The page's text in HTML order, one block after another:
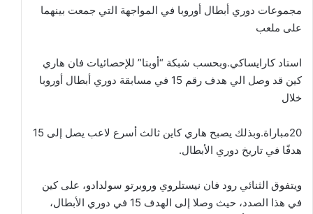
مجموعات دوري أبطال أوروبا في المواجهة التي جمعت بينهما
على ملعب
استاد كارايساكي.وبحسب شبكة “أوبتا” للإحصائيات فان هاري
كين قد وصل الي هدف رقم 15 في مسابقة دوري أبطال أوروبا
خلال
20مباراة.وبذلك يصبح هاري كاين ثالث أسرع لاعب يصل إلى 15
هدفًا في تاريخ دوري الأبطال.
ويتفوق الثنائي رود فان نيستلروي وروبرتو سولدادو، على كين
في هذا الصدد، حيث وصلا إلى الهدف 15 في دوري الأبطال،